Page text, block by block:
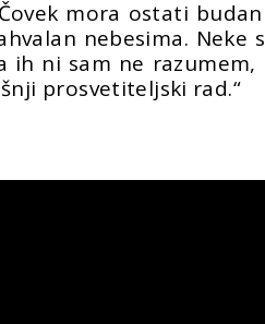
mora ostati
nebesima. Neke
ih ni sam ne razumem,
prosvetiteljski rad.“